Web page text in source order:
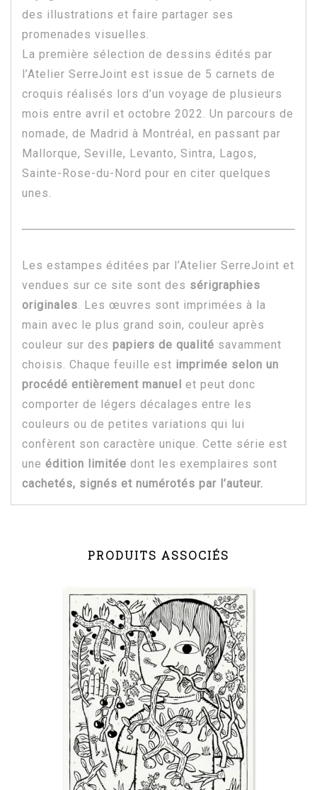
des illustrations et faire partager ses
promenades visuelles.
La première sélection de dessins édités par
l’Atelier SerreJoint est issue de 5 carnets de
croquis réalisés lors d’un voyage de plusieurs
mois entre avril et octobre 2022. Un parcours de
nomade, de Madrid à Montréal, en passant par
Mallorque, Seville, Levanto, Sintra, Lagos,
Sainte-Rose-du-Nord pour en citer quelques
unes.
Les estampes éditées par l’Atelier SerreJoint et
vendues sur ce site sont des sérigraphies
originales. Les œuvres sont imprimées à la
main avec le plus grand soin, couleur après
couleur sur des papiers de qualité savamment
choisis. Chaque feuille est imprimée selon un
procédé entièrement manuel et peut donc
comporter de légers décalages entre les
couleurs ou de petites variations qui lui
confèrent son caractère unique. Cette série est
une édition limitée dont les exemplaires sont
cachetés, signés et numérotés par l’auteur.
PRODUITS ASSOCIÉS